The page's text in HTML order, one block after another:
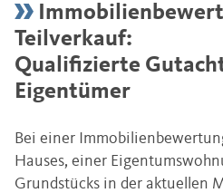
Teilverkauf:
Qualifizierte
Eigentümer
Bei einer
Hauses, einer
Grundstücks in der aktuellen